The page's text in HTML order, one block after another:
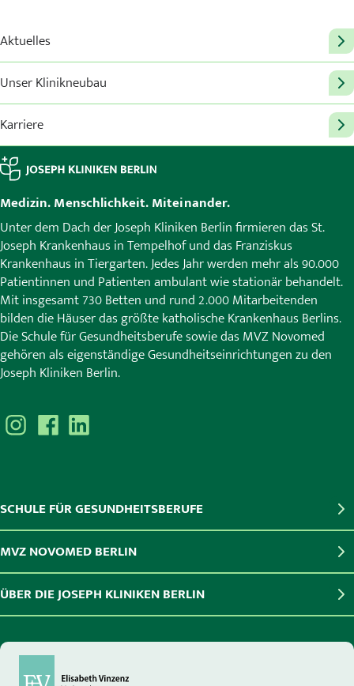
Aktuelles
Unser Klinikneubau
Karriere
Medizin. Menschlichkeit. Miteinander.
Unter dem Dach der Joseph Kliniken Berlin firmieren das St.
Joseph Krankenhaus in Tempelhof und das Franziskus
Krankenhaus in Tiergarten. Jedes Jahr werden mehr als 90.000
Patientinnen und Patienten ambulant wie stationär behandelt.
Mit insgesamt 730 Betten und rund 2.000 Mitarbeitenden
bilden die Häuser das größte katholische Krankenhaus Berlins.
Die Schule für Gesundheitsberufe sowie das MVZ Novomed
gehören als eigenständige Gesundheitseinrichtungen zu den
Joseph Kliniken Berlin.
SCHULE FÜR GESUNDHEITSBERUFE
MVZ NOVOMED BERLIN
ÜBER DIE JOSEPH KLINIKEN BERLIN